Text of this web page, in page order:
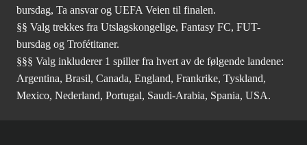
bursdag, Ta ansvar og UEFA Veien til finalen.
§§ Valg trekkes fra Utslagskongelige, Fantasy FC, FUT-
bursdag og Trofétitaner.
§§§ Valg inkluderer 1 spiller fra hvert av de følgende landene:
Argentina, Brasil, Canada, England, Frankrike, Tyskland,
Mexico, Nederland, Portugal, Saudi-Arabia, Spania, USA.